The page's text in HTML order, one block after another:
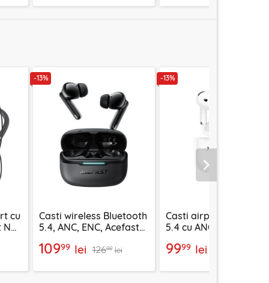
cu
-13%
Casti wireless Bluetooth
5.4, ANC, ENC, Acefast
10999 lei 12699 lei
-13%
Casti airpod Bluetooth
5.4 cu ANC Yesido
9999 lei